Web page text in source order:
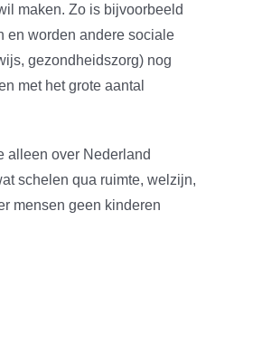
maken. Zo is bijvoorbeeld
en worden andere sociale
gezondheidszorg) nog
met het grote aantal
alleen over Nederland
schelen qua ruimte, welzijn,
mensen geen kinderen